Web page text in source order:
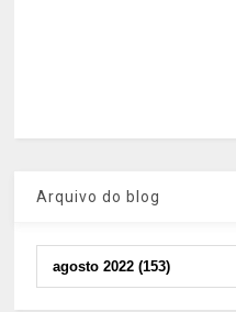
Arquivo do blog